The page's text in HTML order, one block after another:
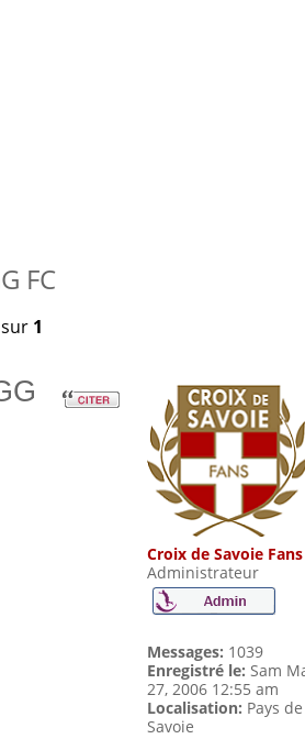
FC
sur 1
Croix de Savoie Fans
Administrateur
Messages: 1039
Enregistré le: Sam
27, 2006 12:55 am
Localisation: Pays de
Savoie